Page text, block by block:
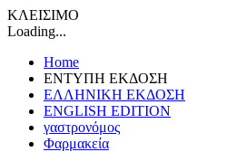
ΚΛΕΙΣΙΜΟ
Loading...
Home
ΕΝΤΥΠΗ ΕΚΔΟΣΗ
ΕΛΛΗΝΙΚΗ ΕΚΔΟΣΗ
ENGLISH EDITION
γαστρονόμος
Φαρμακεία